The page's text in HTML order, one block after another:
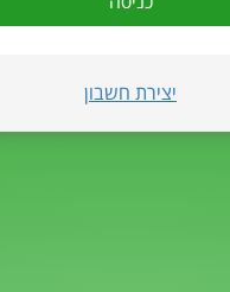
יצירת חשבון